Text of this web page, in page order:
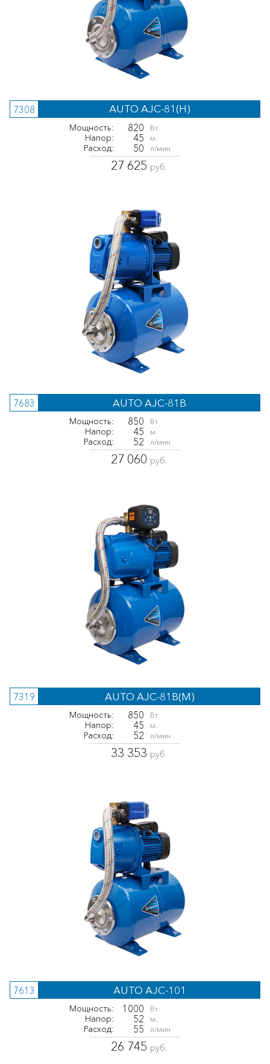
7308 AUTO AJC-81(H)
Мощность: 820 Вт
Напор: 45 м.
Расход: 50 л/мин
27 625 руб.
7683 AUTO AJC-81B
Мощность: 850 Вт
Напор: 45 м.
Расход: 52 л/мин
27 060 руб.
7319 AUTO AJC-81B(M)
Мощность: 850 Вт
Напор: 45 м.
Расход: 52 л/мин
33 353 руб.
7613 AUTO AJC-101
Мощность: 1000 Вт
Напор: 52 м.
Расход: 55 л/мин
26 745 руб.